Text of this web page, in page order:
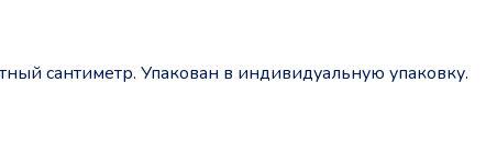
сантиметр. Упакован в индивидуальную упаковку.